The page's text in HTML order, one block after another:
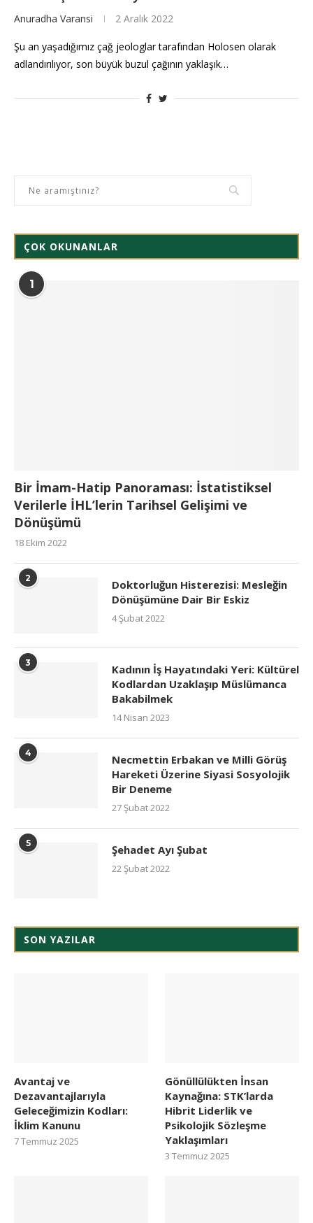
Anuradha Varansi 2 Aralık 2022
Şu an yaşadığımız çağ jeologlar tarafından Holosen olarak
adlandırılıyor, son büyük buzul çağının yaklaşık…
ÇOK OKUNANLAR
1
Bir İmam-Hatip Panoraması: İstatistiksel
Verilerle İHL’lerin Tarihsel Gelişimi ve
Dönüşümü
18 Ekim 2022
2
Doktorluğun Histerezisi: Mesleğin
Dönüşümüne Dair Bir Eskiz
4 Şubat 2022
3
Kadının İş Hayatındaki Yeri: Kültürel
Kodlardan Uzaklaşıp Müslümanca
Bakabilmek
14 Nisan 2023
4
Necmettin Erbakan ve Milli Görüş
Hareketi Üzerine Siyasi Sosyolojik
Bir Deneme
27 Şubat 2022
5 Şehadet Ayı Şubat
22 Şubat 2022
SON YAZILAR
Avantaj ve
Dezavantajlarıyla
Geleceğimizin Kodları:
İklim Kanunu
7 Temmuz 2025
Gönüllülükten İnsan
Kaynağına: STK’larda
Hibrit Liderlik ve
Psikolojik Sözleşme
Yaklaşımları
3 Temmuz 2025